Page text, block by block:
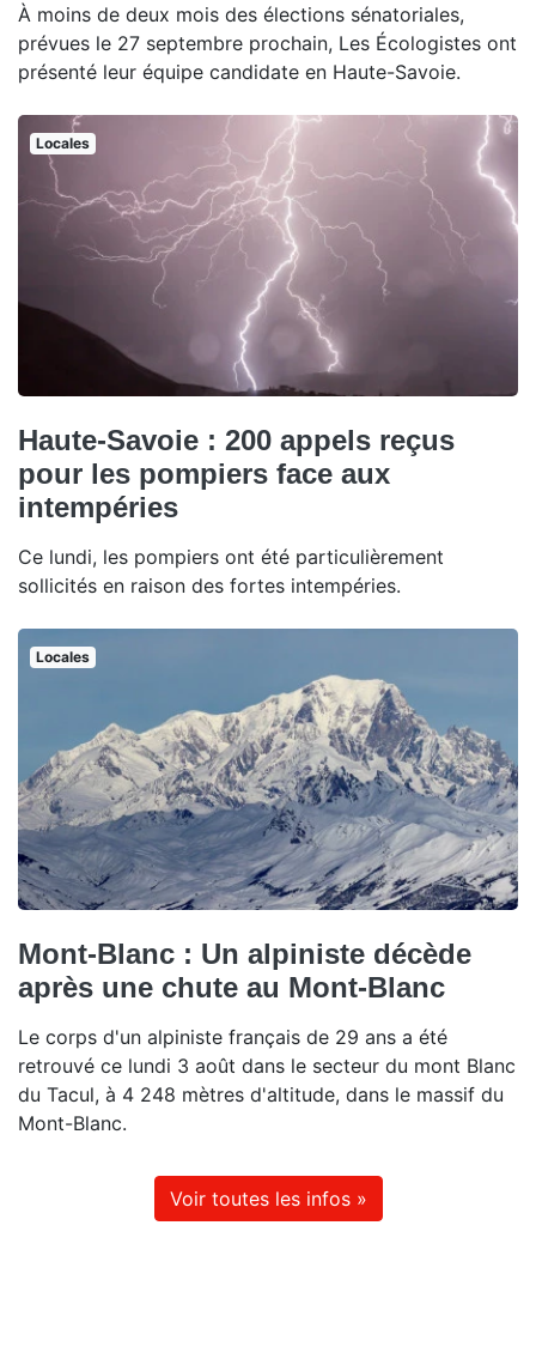
À moins de deux mois des élections sénatoriales,
prévues le 27 septembre prochain, Les Écologistes ont
présenté leur équipe candidate en Haute-Savoie.
Locales
Haute-Savoie : 200 appels reçus
pour les pompiers face aux
intempéries
Ce lundi, les pompiers ont été particulièrement
sollicités en raison des fortes intempéries.
Locales
Mont-Blanc : Un alpiniste décède
après une chute au Mont-Blanc
Le corps d'un alpiniste français de 29 ans a été
retrouvé ce lundi 3 août dans le secteur du mont Blanc
du Tacul, à 4 248 mètres d'altitude, dans le massif du
Mont-Blanc.
Voir toutes les infos »